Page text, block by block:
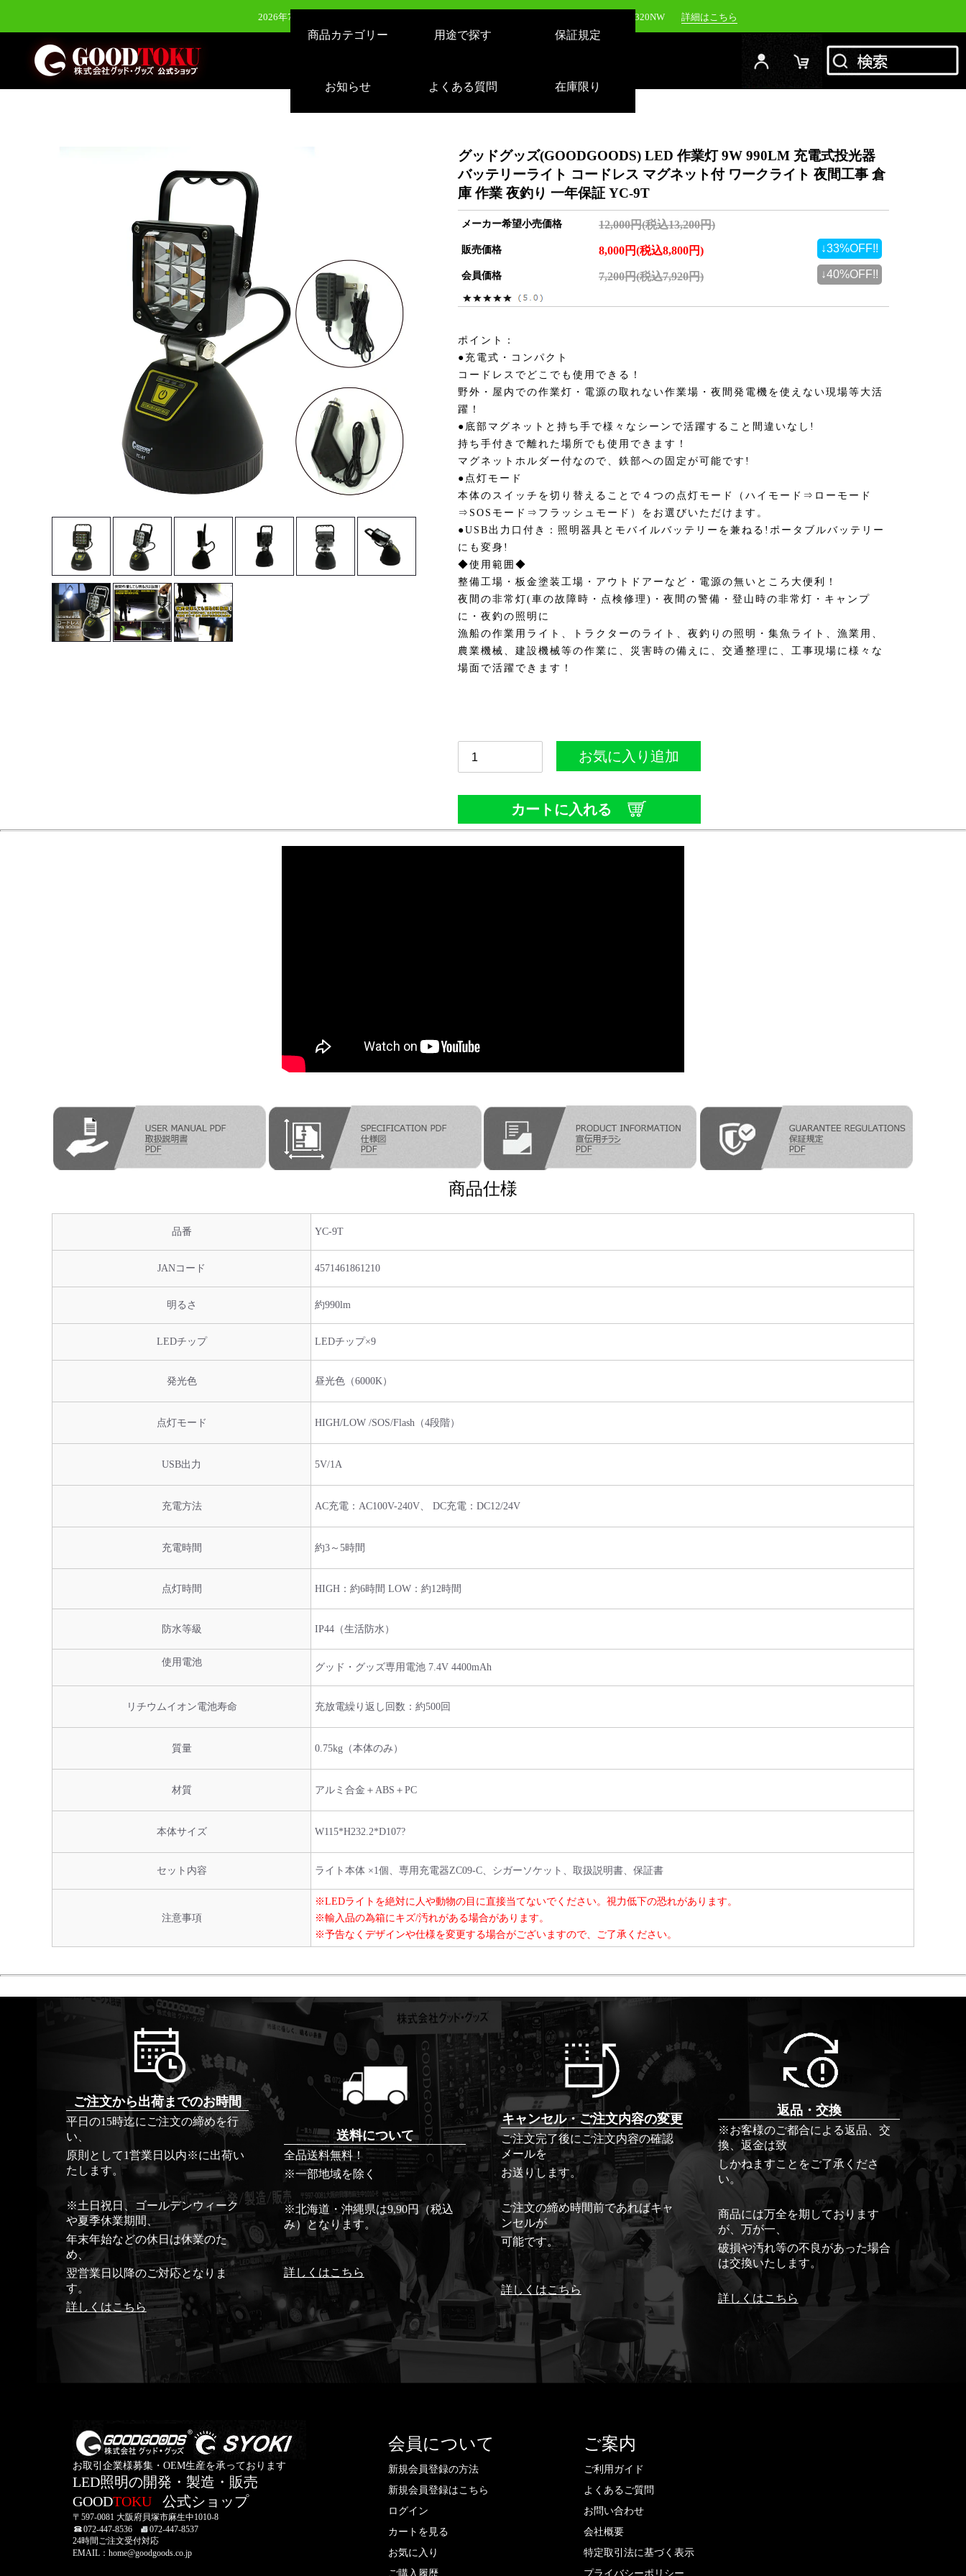
2026年7月28日（火）新発売：320W LEDバルーンライト AirGlowエアグロウ EVO KT-BL320NW 詳細はこちら
2026年8月3日（月）新発売：逆富士形 40W形/24W切り替え 4800lm 天井照明 LD-24-40RFJ
2026年7月28日（火）新発売：500W LEDバルーンライト AirGlowエアグロウ EVO KT-BL500NW
商品カテゴリー 用途で探す 保証規定
お知らせ よくある質問 在庫限り
グッドグッズ(GOODGOODS) LED 作業灯 9W 990LM 充電式投光器
バッテリーライト コードレス マグネット付 ワークライト 夜間工事 倉
庫 作業 夜釣り 一年保証 YC-9T
メーカー希望小売価格 12,000円(税込13,200円)
販売価格 8,000円(税込8,800円) ↓33%OFF!!
会員価格 7,200円(税込7,920円) ↓40%OFF!!
ポイント：
●充電式・コンパクト
コードレスでどこでも使用できる！
野外・屋内での作業灯・電源の取れない作業場・夜間発電機を使えない現場等大活
躍！
●底部マグネットと持ち手で様々なシーンで活躍すること間違いなし!
持ち手付きで離れた場所でも使用できます！
マグネットホルダー付なので、鉄部への固定が可能です!
●点灯モード
本体のスイッチを切り替えることで４つの点灯モード（ハイモード⇒ローモード
⇒SOSモード⇒フラッシュモード）をお選びいただけます。
●USB出力口付き：照明器具とモバイルバッテリーを兼ねる!ポータブルバッテリー
にも変身!
◆使用範囲◆
整備工場・板金塗装工場・アウトドアーなど・電源の無いところ大便利！
夜間の非常灯(車の故障時・点検修理)・夜間の警備・登山時の非常灯・キャンプ
に・夜釣の照明に
漁船の作業用ライト、トラクターのライト、夜釣りの照明・集魚ライト、漁業用、
農業機械、建設機械等の作業に、災害時の備えに、交通整理に、工事現場に様々な
場面で活躍できます！
お気に入り追加
カートに入れる
商品仕様
品番 YC-9T
JANコード 4571461861210
明るさ 約990lm
LEDチップ LEDチップ×9
発光色 昼光色（6000K）
点灯モード HIGH/LOW /SOS/Flash（4段階）
USB出力 5V/1A
充電方法 AC充電：AC100V-240V、 DC充電：DC12/24V
充電時間 約3～5時間
点灯時間 HIGH：約6時間 LOW：約12時間
防水等級 IP44（生活防水）
使用電池 グッド・グッズ専用電池 7.4V 4400mAh
リチウムイオン電池寿命 充放電繰り返し回数：約500回
質量 0.75kg（本体のみ）
材質 アルミ合金＋ABS＋PC
本体サイズ W115*H232.2*D107?
セット内容 ライト本体 ×1個、専用充電器ZC09-C、シガーソケット、取扱説明書、保証書
注意事項
※LEDライトを絶対に人や動物の目に直接当てないでください。視力低下の恐れがあります。
※輸入品の為箱にキズ/汚れがある場合があります。
※予告なくデザインや仕様を変更する場合がございますので、ご了承ください。
ご注文から出荷までのお時間
平日の15時迄にご注文の締めを行
い、
原則として1営業日以内※に出荷い
たします。
※土日祝日、ゴールデンウィーク
や夏季休業期間、
年末年始などの休日は休業のた
め、
翌営業日以降のご対応となりま
す。
詳しくはこちら
送料について
全品送料無料！
※一部地域を除く
※北海道・沖縄県は9,90円（税込
み）となります。
詳しくはこちら
キャンセル・ご注文内容の変更
ご注文完了後にご注文内容の確認
メールを
お送りします。
ご注文の締め時間前であればキャ
ンセルが
可能です。
詳しくはこちら
返品・交換
※お客様のご都合による返品、交
換、返金は致
しかねますことをご了承くださ
い。
商品には万全を期しております
が、万が一、
破損や汚れ等の不良があった場合
は交換いたします。
詳しくはこちら
お取引企業様募集・OEM生産を承っております
LED照明の開発・製造・販売
GOODTOKU 公式ショップ
〒597-0081 大阪府貝塚市麻生中1010-8
072-447-8536
072-447-8537
24時間ご注文受付対応
EMAIL：home@goodgoods.co.jp
会員について
新規会員登録の方法
新規会員登録はこちら
ログイン
カートを見る
お気に入り
ご購入履歴
ご案内
ご利用ガイド
よくあるご質問
お問い合わせ
会社概要
特定取引法に基づく表示
プライバシーポリシー